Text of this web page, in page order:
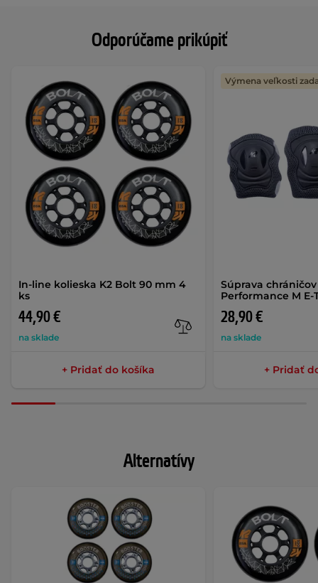
Odporúčame prikúpiť
In-line kolieska K2 Bolt 90 mm 4
ks
44,90 €
na sklade
+ Pridať do košíka
Súprava chráničov
Performance M E-
28,90 €
na sklade
Výmena veľkosti
+ Pridať
Alternatívy